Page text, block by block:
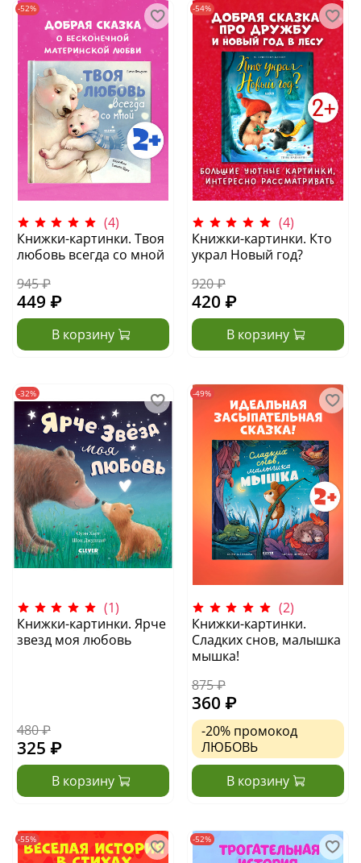
-52%
(4)
Книжки-картинки. Твоя
любовь всегда со мной
945 ₽
449 ₽
В корзину
-54%
(4)
Книжки-картинки. Кто
украл Новый год?
920 ₽
420 ₽
В корзину
-32%
(1)
Книжки-картинки. Ярче
звезд моя любовь
480 ₽
325 ₽
В корзину
-49%
(2)
Книжки-картинки.
Сладких снов, малышка
мышка!
875 ₽
360 ₽
-20% промокод
ЛЮБОВЬ
В корзину
-55% -52%